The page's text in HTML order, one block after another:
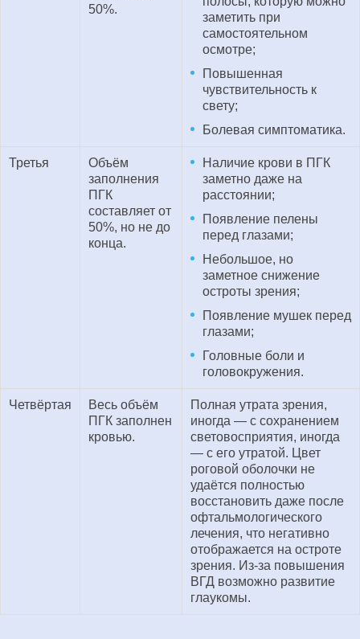
50%.
заметить при
самостоятельном
осмотре;
Повышенная
чувствительность к
свету;
Болевая симптоматика.
Третья
Объём
заполнения
ПГК
составляет от
50%, но не до
конца.
Наличие крови в ПГК
заметно даже на
расстоянии;
Появление пелены
перед глазами;
Небольшое, но
заметное снижение
остроты зрения;
Появление мушек перед
глазами;
Головные боли и
головокружения.
Четвёртая
Весь объём
ПГК заполнен
кровью.
Полная утрата зрения,
иногда — с сохранением
световосприятия, иногда
— с его утратой. Цвет
роговой оболочки не
удаётся полностью
восстановить даже после
офтальмологического
лечения, что негативно
отображается на остроте
зрения. Из-за повышения
ВГД возможно развитие
глаукомы.